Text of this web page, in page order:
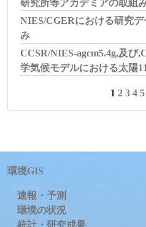
研究所等アカデミアの取組
NIES/CGERにおける研究
み
CCSR/NIES-agcm5.4g,及び
学気候モデルにおける太陽
1 2 3 4 5
環境GIS
速報・予測
環境の状況
統計・研究成果